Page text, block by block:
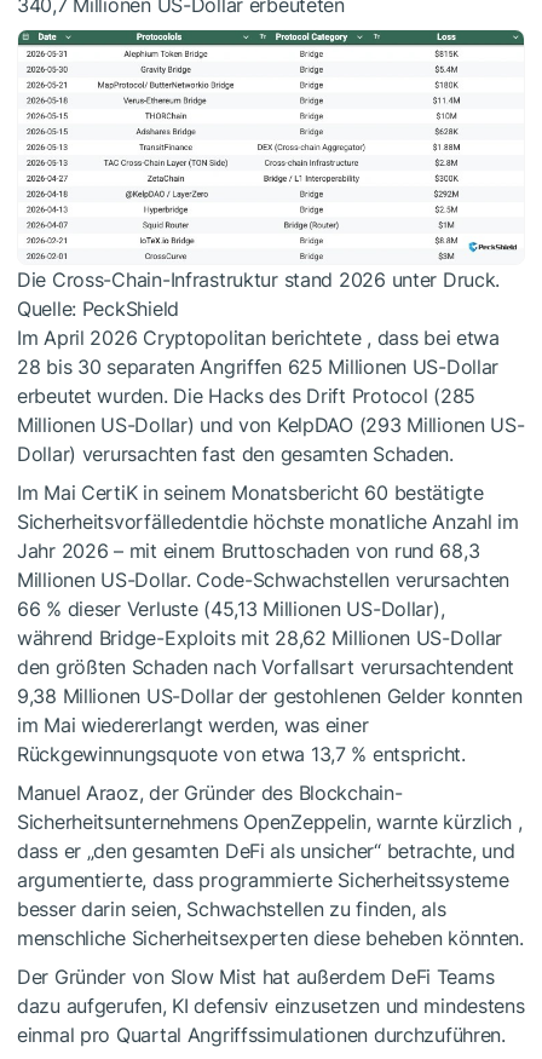
340,7 Millionen US-Dollar erbeuteten
Die Cross-Chain-Infrastruktur stand 2026 unter Druck.
Quelle: PeckShield
Im April 2026 Cryptopolitan berichtete, dass bei etwa
28 bis 30 separaten Angriffen 625 Millionen US-Dollar
erbeutet wurden. Die Hacks des Drift Protocol (285
Millionen US-Dollar) und von KelpDAO (293 Millionen US-
Dollar) verursachten fast den gesamten Schaden.
Im Mai CertiK in seinem Monatsbericht 60 bestätigte
Sicherheitsvorfälledentdie höchste monatliche Anzahl im
Jahr 2026 – mit einem Bruttoschaden von rund 68,3
Millionen US-Dollar. Code-Schwachstellen verursachten
66 % dieser Verluste (45,13 Millionen US-Dollar),
während Bridge-Exploits mit 28,62 Millionen US-Dollar
den größten Schaden nach Vorfallsart verursachtendent
9,38 Millionen US-Dollar der gestohlenen Gelder konnten
im Mai wiedererlangt werden, was einer
Rückgewinnungsquote von etwa 13,7 % entspricht.
Manuel Araoz, der Gründer des Blockchain-
Sicherheitsunternehmens OpenZeppelin,warnte kürzlich ,
dass er „den gesamten DeFi als unsicher“ betrachte, und
argumentierte, dass programmierte Sicherheitssysteme
besser darin seien, Schwachstellen zu finden, als
menschliche Sicherheitsexperten diese beheben könnten.
Der Gründer von Slow Mist hat außerdem DeFi Teams
dazu aufgerufen, KI defensiv einzusetzen und mindestens
einmal pro Quartal Angriffssimulationen durchzuführen.